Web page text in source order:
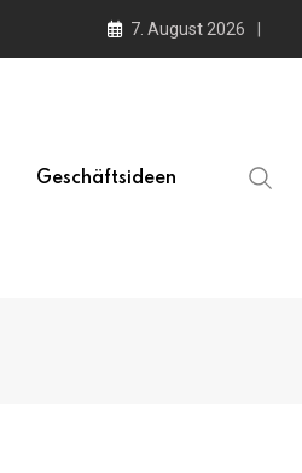
7. August 2026
Geschäftsideen